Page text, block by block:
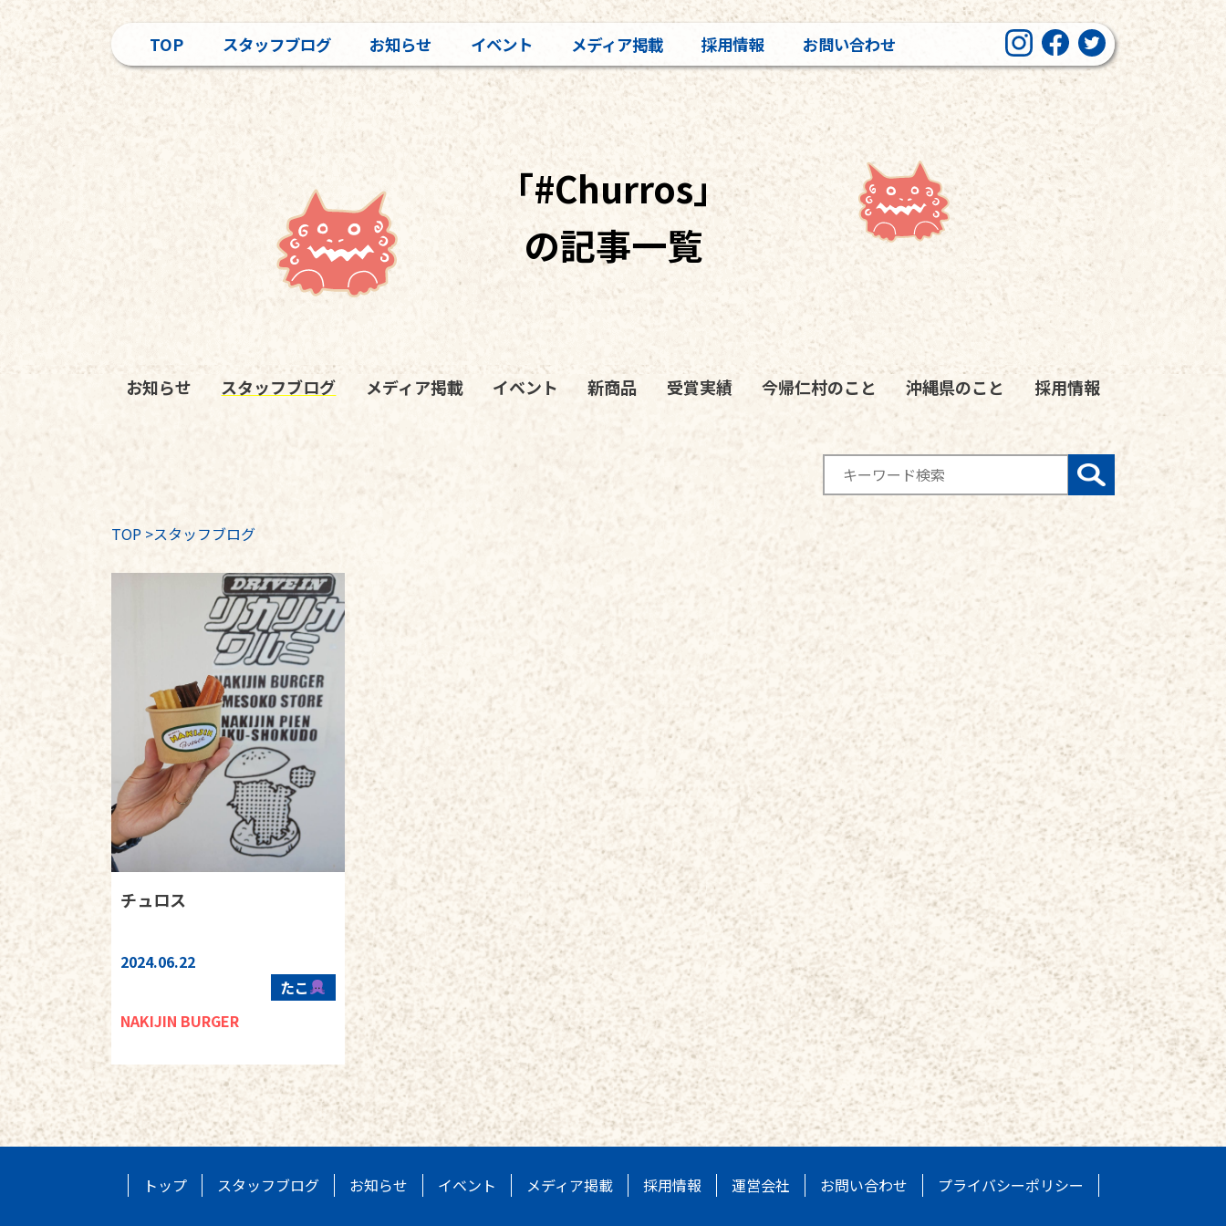
TOP スタッフブログ お知らせ イベント メディア掲載 採用情報 お問い合わせ
「#Churros」
の記事一覧
お知らせ スタッフブログ メディア掲載 イベント 新商品 受賞実績 今帰仁村のこと 沖縄県のこと 採用情報
TOP >スタッフブログ
チュロス
2024.06.22
たこ
NAKIJIN BURGER
トップ スタッフブログ お知らせ イベント メディア掲載 採用情報 運営会社 お問い合わせ プライバシーポリシー